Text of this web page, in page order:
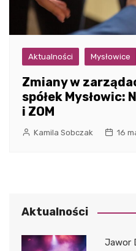
Aktualności Mysłowice
Zmiany w
spółek Mysłowic:
i ZOM
Kamila Sobczak 16
Aktualności
Jawor